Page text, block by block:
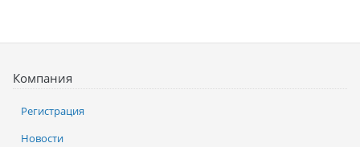
Компания
Регистрация
Новости